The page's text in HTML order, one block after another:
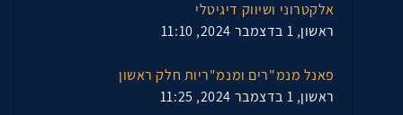
אלקטרוני ושיווק דיגיטלי
ראשון, 1 בדצמבר 2024, 11:10
פאנל מנמ"רים ומנמ"ריות חלק ראשון
ראשון, 1 בדצמבר 2024, 11:25